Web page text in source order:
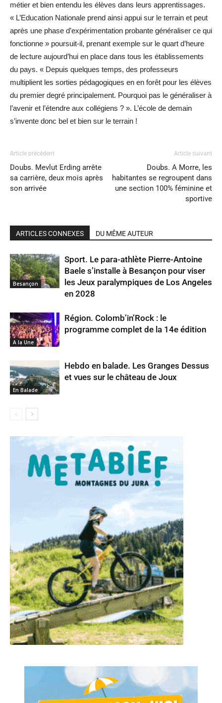
métier et bien entendu les élèves dans leurs apprentissages.
« L’Education Nationale prend ainsi appui sur le terrain et peut
après une phase d’expérimentation probante généraliser ce qui
fonctionne » poursuit-il, prenant exemple sur le quart d’heure
de lecture aujourd’hui en place dans tous les établissements
du pays. « Depuis quelques temps, des professeurs
multiplient les sorties pédagogiques en en forêt pour les élèves
du premier degré principalement. Pourquoi pas le généraliser à
l’avenir et l’étendre aux collégiens ? ». L’école de demain
s’invente donc bel et bien sur le terrain !
Article précédent
Doubs. Mevlut Erding arrête
sa carrière, deux mois après
son arrivée
Article suivant
Doubs. A Morre, les
habitantes se regroupent dans
une section 100% féminine et
sportive
ARTICLES CONNEXES DU MÊME AUTEUR
Besançon
Sport. Le para-athlète Pierre-Antoine
Baele s’installe à Besançon pour viser
les Jeux paralympiques de Los Angeles
en 2028
A la Une
Région. Colomb’in’Rock : le
programme complet de la 14e édition
En Balade
Hebdo en balade. Les Granges Dessus
et vues sur le château de Joux